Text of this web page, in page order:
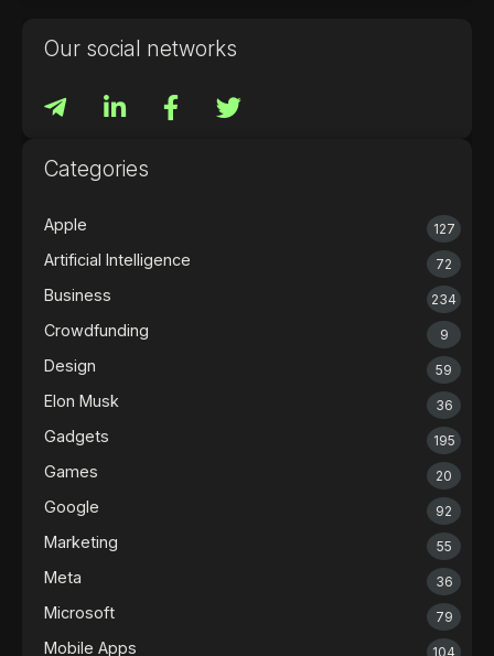
Our social networks
Categories
Apple 127
Artificial Intelligence 72
Business 234
Crowdfunding 9
Design 59
Elon Musk 36
Gadgets 195
Games 20
Google 92
Marketing 55
Meta 36
Microsoft 79
Mobile Apps 104